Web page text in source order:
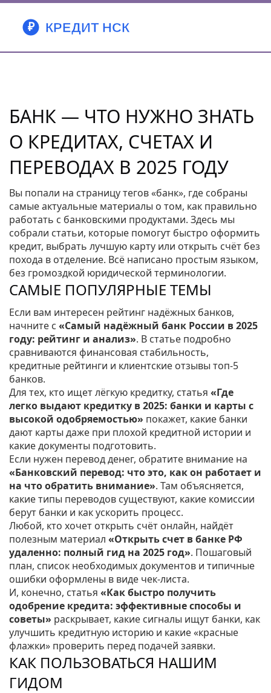
БАНК — ЧТО НУЖНО ЗНАТЬ
О КРЕДИТАХ, СЧЕТАХ И
ПЕРЕВОДАХ В 2025 ГОДУ
Вы попали на страницу тегов «банк», где собраны
самые актуальные материалы о том, как правильно
работать с банковскими продуктами. Здесь мы
собрали статьи, которые помогут быстро оформить
кредит, выбрать лучшую карту или открыть счёт без
похода в отделение. Всё написано простым языком,
без громоздкой юридической терминологии.
САМЫЕ ПОПУЛЯРНЫЕ ТЕМЫ
Если вам интересен рейтинг надёжных банков,
начните с «Самый надёжный банк России в 2025
году: рейтинг и анализ». В статье подробно
сравниваются финансовая стабильность,
кредитные рейтинги и клиентские отзывы топ‑5
банков.
Для тех, кто ищет лёгкую кредитку, статья «Где
легко выдают кредитку в 2025: банки и карты с
высокой одобряемостью» покажет, какие банки
дают карты даже при плохой кредитной истории и
какие документы подготовить.
Если нужен перевод денег, обратите внимание на
«Банковский перевод: что это, как он работает и
на что обратить внимание». Там объясняется,
какие типы переводов существуют, какие комиссии
берут банки и как ускорить процесс.
Любой, кто хочет открыть счёт онлайн, найдёт
полезным материал «Открыть счет в банке РФ
удаленно: полный гид на 2025 год». Пошаговый
план, список необходимых документов и типичные
ошибки оформлены в виде чек‑листа.
И, конечно, статья «Как быстро получить
одобрение кредита: эффективные способы и
советы» раскрывает, какие сигналы ищут банки, как
улучшить кредитную историю и какие «красные
флажки» проверить перед подачей заявки.
КАК ПОЛЬЗОВАТЬСЯ НАШИМ
ГИДОМ